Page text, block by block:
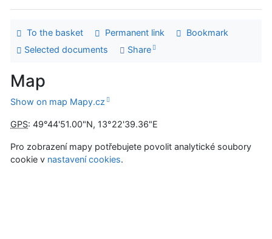
To the basket Permanent link
Bookmark
Selected documents
Share
Map
Show on map Mapy.cz
GPS: 49°44'51.00"N, 13°22'39.36"E
Pro zobrazení mapy potřebujete povolit analytické soubory
cookie v nastavení cookies.